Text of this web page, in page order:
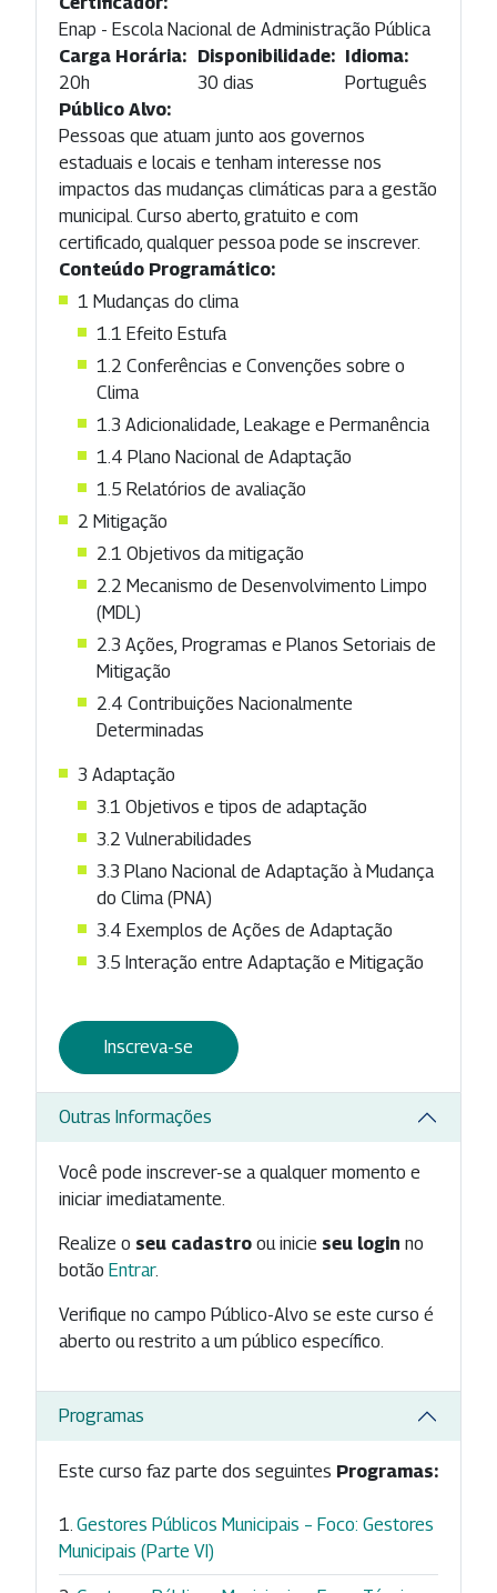
Enap - Escola Nacional de Administração Pública
Carga Horária:
20h
Disponibilidade:
30 dias
Idioma:
Português
Público Alvo:
Pessoas que atuam junto aos governos
estaduais e locais e tenham interesse nos
impactos das mudanças climáticas para a gestão
municipal. Curso aberto, gratuito e com
certificado, qualquer pessoa pode se inscrever.
Conteúdo Programático:
1 Mudanças do clima
1.1 Efeito Estufa
1.2 Conferências e Convenções sobre o
Clima
1.3 Adicionalidade, Leakage e Permanência
1.4 Plano Nacional de Adaptação
1.5 Relatórios de avaliação
2 Mitigação
2.1 Objetivos da mitigação
2.2 Mecanismo de Desenvolvimento Limpo
(MDL)
2.3 Ações, Programas e Planos Setoriais de
Mitigação
2.4 Contribuições Nacionalmente
Determinadas
3 Adaptação
3.1 Objetivos e tipos de adaptação
3.2 Vulnerabilidades
3.3 Plano Nacional de Adaptação à Mudança
do Clima (PNA)
3.4 Exemplos de Ações de Adaptação
3.5 Interação entre Adaptação e Mitigação
Inscreva-se
Outras Informações
Você pode inscrever-se a qualquer momento e
iniciar imediatamente.
Realize o seu cadastro ou inicie seu login no
botão Entrar.
Verifique no campo Público-Alvo se este curso é
aberto ou restrito a um público específico.
Programas
Este curso faz parte dos seguintes Programas:
Gestores Públicos Municipais – Foco: Gestores
Municipais (Parte VI)